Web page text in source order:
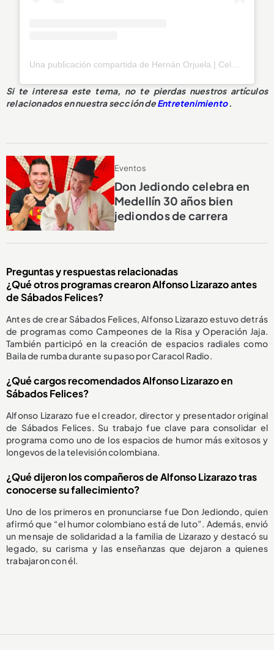
Si te interesa este tema, no te pierdas nuestros artículos
relacionados en nuestra sección deEntretenimiento.
Eventos
Don Jediondo celebra en
Medellín 30 años bien
jediondos de carrera
Preguntas y respuestas relacionadas
¿Qué otros programas crearon Alfonso Lizarazo antes
de Sábados Felices?
Antes de crear Sábados Felices, Alfonso Lizarazo estuvo detrás
de programas como Campeones de la Risa y Operación Jaja.
También participó en la creación de espacios radiales como
Baila de rumba durante su paso por Caracol Radio.
¿Qué cargos recomendados Alfonso Lizarazo en
Sábados Felices?
Alfonso Lizarazo fue el creador, director y presentador original
de Sábados Felices. Su trabajo fue clave para consolidar el
programa como uno de los espacios de humor más exitosos y
longevos de la televisión colombiana.
¿Qué dijeron los compañeros de Alfonso Lizarazo tras
conocerse su fallecimiento?
Uno de los primeros en pronunciarse fue Don Jediondo, quien
afirmó que “el humor colombiano está de luto”. Además, envió
un mensaje de solidaridad a la familia de Lizarazo y destacó su
legado, su carisma y las enseñanzas que dejaron a quienes
trabajaron con él.